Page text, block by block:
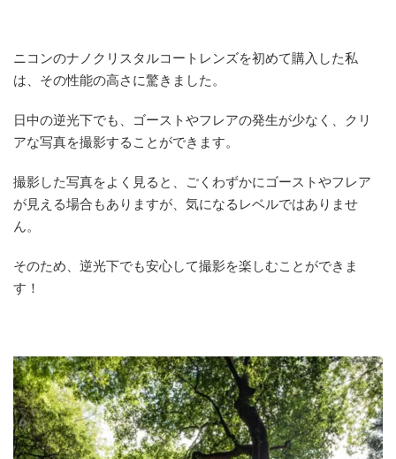
ニコンのナノクリスタルコートレンズを初めて購入した私
は、その性能の高さに驚きました。
日中の逆光下でも、ゴーストやフレアの発生が少なく、クリ
アな写真を撮影することができます。
撮影した写真をよく見ると、ごくわずかにゴーストやフレア
が見える場合もありますが、気になるレベルではありませ
ん。
そのため、逆光下でも安心して撮影を楽しむことができま
す！